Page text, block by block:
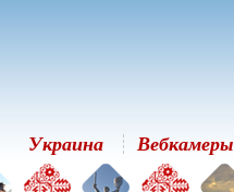
Украина Вебкамеры